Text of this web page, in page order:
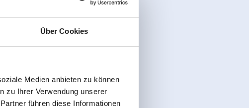
Über Cookies
Medien anbieten zu können
zu Ihrer Verwendung unserer
führen diese Informationen